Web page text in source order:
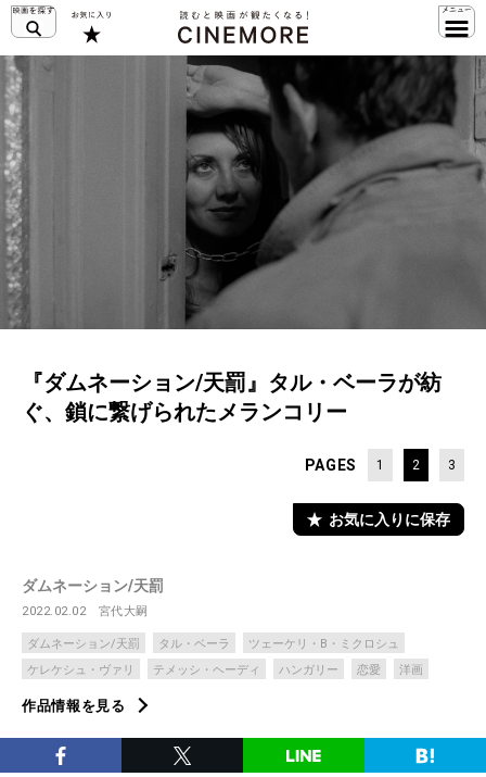
『ダムネーション/天罰』タル・ベーラが紡
ぐ、鎖に繋げられたメランコリー
PAGES 1 2 3
お気に入りに保存
ダムネーション/天罰
2022.02.02 宮代大嗣
ダムネーション/天罰 タル・ベーラ
ツェーケリ・B・ミクロシュ
ケレケシュ・ヴァリ
テメッシ・ヘーディ ハンガリー 恋愛 洋画
作品情報を見る